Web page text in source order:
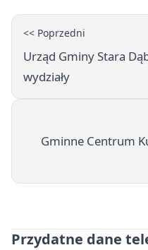
<< Poprzedni
Urząd Gminy Stara
wydziały
Gminne Centrum
Przydatne dane